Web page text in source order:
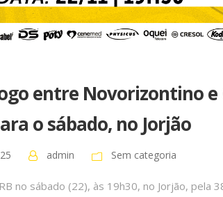
entre Novorizontino e
o sábado, no Jorjão
admin Sem categoria
no sábado (22), às 19h30, no Jorjão, pela